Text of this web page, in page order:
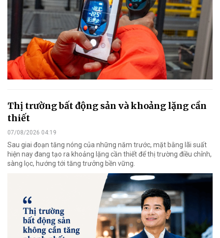
Thị trường bất động sản và khoảng lặng cần
thiết
07/08/2026 04:19
Sau giai đoạn tăng nóng của những năm trước, mặt bằng lãi suất
hiện nay đang tạo ra khoảng lặng cần thiết để thị trường điều chỉnh,
sàng lọc, hướng tới tăng trưởng bền vững.